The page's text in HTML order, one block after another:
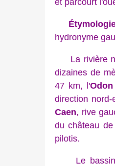
hydronyme
La rivière
dizaines de
47 km, l'Odon
direction
Caen, rive
du château de
pilotis.
Le bassin